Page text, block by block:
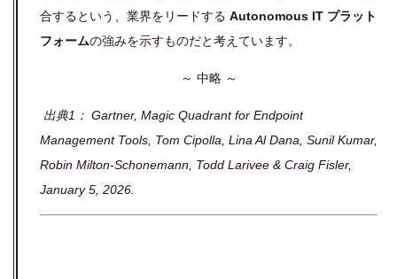
合するという、業界をリードする Autonomous IT プラット
フォームの強みを示すものだと考えています。
～ 中略 ～
出典1： Gartner, Magic Quadrant for Endpoint
Management Tools, Tom Cipolla, Lina Al Dana, Sunil Kumar,
Robin Milton-Schonemann, Todd Larivee & Craig Fisler,
January 5, 2026.